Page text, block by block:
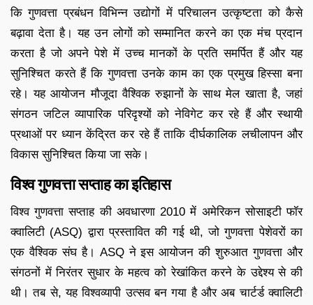
कि गुणवत्ता प्रबंधन विभिन्न उद्योगों में परिचालन उत्कृष्टता को कैसे
बढ़ावा देता है। यह उन लोगों को सम्मानित करने का एक मंच प्रदान
करता है जो अपने पेशे में उच्च मानकों के प्रति समर्पित हैं और यह
सुनिश्चित करते हैं कि गुणवत्ता उनके काम का एक प्रमुख हिस्सा बना
रहे। यह आयोजन मौजूदा वैश्विक रुझानों के साथ मेल खाता है, जहां
संगठन जटिल व्यापारिक परिदृश्यों को नेविगेट कर रहे हैं और स्थायी
प्रथाओं पर ध्यान केंद्रित कर रहे हैं ताकि दीर्घकालिक लचीलापन और
विकास सुनिश्चित किया जा सके।
विश्व गुणवत्ता सप्ताह का इतिहास
विश्व गुणवत्ता सप्ताह की अवधारणा 2010 में अमेरिकन सोसाइटी फॉर
क्वालिटी (ASQ) द्वारा प्रस्तावित की गई थी, जो गुणवत्ता पेशेवरों का
एक वैश्विक संघ है। ASQ ने इस आयोजन की शुरुआत गुणवत्ता और
संगठनों में निरंतर सुधार के महत्व को रेखांकित करने के उद्देश्य से की
थी। तब से, यह विश्वव्यापी उत्सव बन गया है और अब चार्टर्ड क्वालिटी